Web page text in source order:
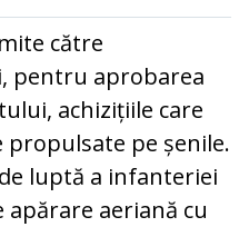
către
pentru aprobarea
achizițiile care
propulsate pe șenile.
luptă a infanteriei
apărare aeriană cu